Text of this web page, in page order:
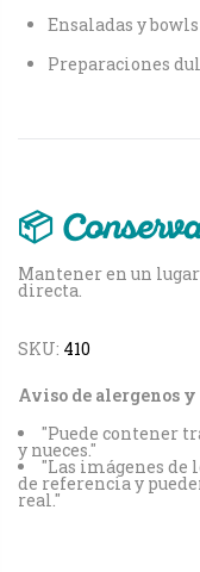
Ensaladas y bowls
Preparaciones
📦
Mantener en un
directa.
SKU: 410
Aviso de alergenos
"Puede contener
y nueces."
"Las imágenes de
de referencia y
real."